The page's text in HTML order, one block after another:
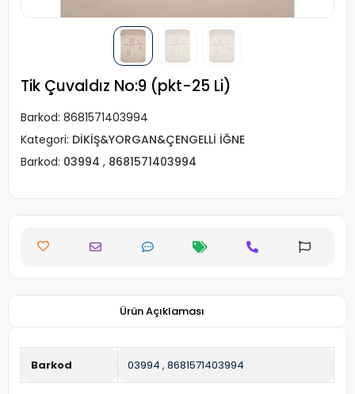
Tik Çuvaldız No:9 (pkt-25 Li)
Barkod: 8681571403994
Kategori: DİKİŞ&YORGAN&ÇENGELLİ İĞNE
Barkod: 03994 , 8681571403994
Ürün Açıklaması
Barkod 03994 , 8681571403994